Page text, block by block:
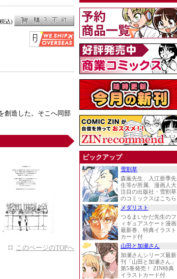
込)
創造した。そこへ同部
このページのTOPへ
ピックアップ
雪割草
森薫先生、入江亜季先
生等が所属、漫画人大
注目の出版社・雪割草
のコミックスはこちら
メダリスト
つるまいかだ先生のフ
ィギュアスケート漫画
最新巻、特典イラスト
カード付
山田と加瀬さん
加瀬さんシリーズ最新
刊「山田と加瀬さん」
第5巻発売！ ZIN特典
イラストカード付